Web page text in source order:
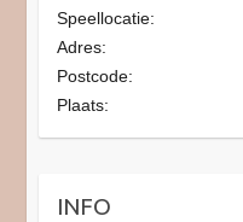
Speellocatie:
Adres:
Postcode:
Plaats:
INFO